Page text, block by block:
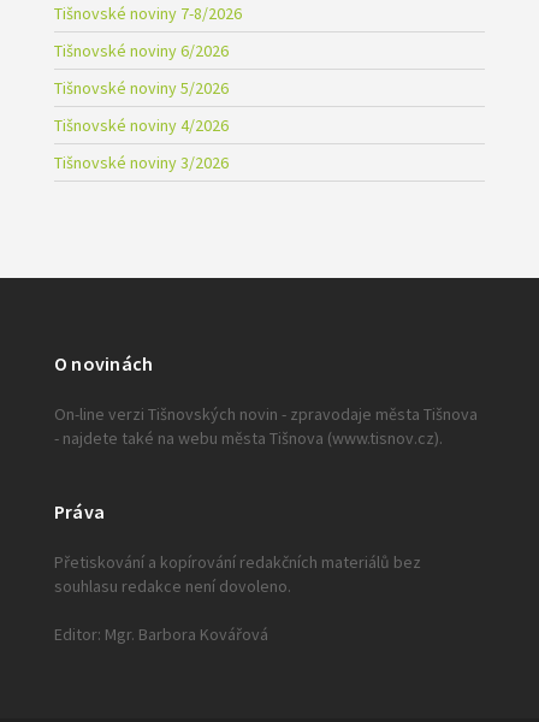
Tišnovské noviny 7-8/2026
Tišnovské noviny 6/2026
Tišnovské noviny 5/2026
Tišnovské noviny 4/2026
Tišnovské noviny 3/2026
O novinách
On-line verzi Tišnovských novin - zpravodaje města Tišnova
- najdete také na webu města Tišnova (www.tisnov.cz).
Práva
Přetiskování a kopírování redakčních materiálů bez
souhlasu redakce není dovoleno.
Editor: Mgr. Barbora Kovářová